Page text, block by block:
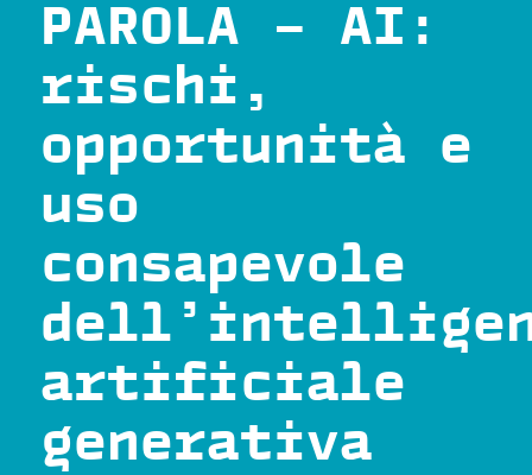
PAROLA – AI:
rischi,
opportunità e
uso
consapevole
artificiale
generativa